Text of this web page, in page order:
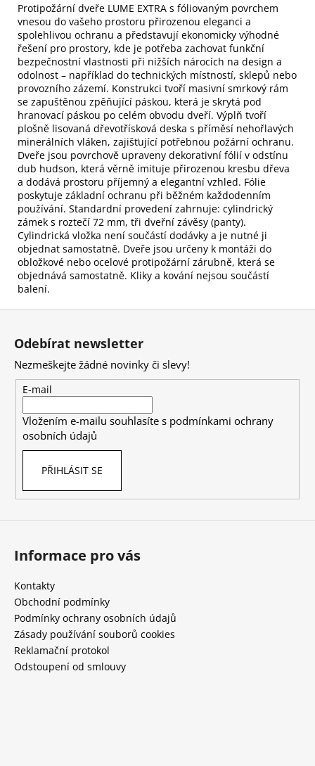
Protipožární dveře LUME EXTRA s fóliovaným povrchem
vnesou do vašeho prostoru přirozenou eleganci a
spolehlivou ochranu a představují ekonomicky výhodné
řešení pro prostory, kde je potřeba zachovat funkční
bezpečnostní vlastnosti při nižších nárocích na design a
odolnost – například do technických místností, sklepů nebo
provozního zázemí. Konstrukci tvoří masivní smrkový rám
se zapuštěnou zpěňující páskou, která je skrytá pod
hranovací páskou po celém obvodu dveří. Výplň tvoří
plošně lisovaná dřevotřísková deska s příměsí nehořlavých
minerálních vláken, zajišťující potřebnou požární ochranu.
Dveře jsou povrchově upraveny dekorativní fólií v odstínu
dub hudson, která věrně imituje přirozenou kresbu dřeva
a dodává prostoru příjemný a elegantní vzhled. Fólie
poskytuje základní ochranu při běžném každodenním
používání. Standardní provedení zahrnuje: cylindrický
zámek s roztečí 72 mm, tři dveřní závěsy (panty).
Cylindrická vložka není součástí dodávky a je nutné ji
objednat samostatně. Dveře jsou určeny k montáži do
obložkové nebo ocelové protipožární zárubně, která se
objednává samostatně. Kliky a kování nejsou součástí
balení.
Z
Odebírat newsletter
Nezmeškejte žádné novinky či slevy!
E-mail
Vložením e-mailu souhlasíte s podmínkami ochrany
osobních údajů
PŘIHLÁSIT SE
Informace pro vás
Kontakty
Obchodní podmínky
Podmínky ochrany osobních údajů
Zásady používání souborů cookies
Reklamační protokol
Odstoupení od smlouvy